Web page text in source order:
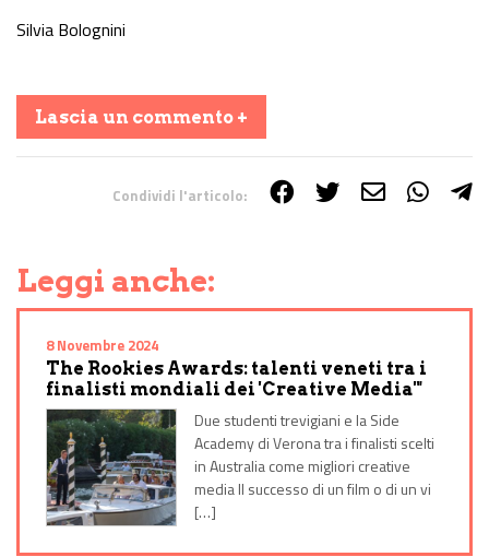
Silvia Bolognini
Lascia un commento +
Condividi l'articolo:
Leggi anche:
8 Novembre 2024
The Rookies Awards: talenti veneti tra i
finalisti mondiali dei 'Creative Media'"
Due studenti trevigiani e la Side
Academy di Verona tra i finalisti scelti
in Australia come migliori creative
media Il successo di un film o di un vi
[…]